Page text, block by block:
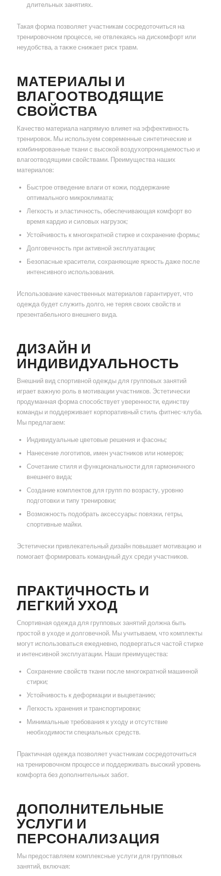
длительных занятиях.
Такая форма позволяет участникам сосредоточиться на
тренировочном процессе, не отвлекаясь на дискомфорт или
неудобства, а также снижает риск травм.
МАТЕРИАЛЫ И
ВЛАГООТВОДЯЩИЕ
СВОЙСТВА
Качество материала напрямую влияет на эффективность
тренировок. Мы используем современные синтетические и
комбинированные ткани с высокой воздухопроницаемостью и
влагоотводящими свойствами. Преимущества наших
материалов:
Быстрое отведение влаги от кожи, поддержание
оптимального микроклимата;
Легкость и эластичность, обеспечивающая комфорт во
время кардио и силовых нагрузок;
Устойчивость к многократной стирке и сохранение формы;
Долговечность при активной эксплуатации;
Безопасные красители, сохраняющие яркость даже после
интенсивного использования.
Использование качественных материалов гарантирует, что
одежда будет служить долго, не теряя своих свойств и
презентабельного внешнего вида.
ДИЗАЙН И
ИНДИВИДУАЛЬНОСТЬ
Внешний вид спортивной одежды для групповых занятий
играет важную роль в мотивации участников. Эстетически
продуманная форма способствует уверенности, единству
команды и поддерживает корпоративный стиль фитнес-клуба.
Мы предлагаем:
Индивидуальные цветовые решения и фасоны;
Нанесение логотипов, имен участников или номеров;
Сочетание стиля и функциональности для гармоничного
внешнего вида;
Создание комплектов для групп по возрасту, уровню
подготовки и типу тренировки;
Возможность подобрать аксессуары: повязки, гетры,
спортивные майки.
Эстетически привлекательный дизайн повышает мотивацию и
помогает формировать командный дух среди участников.
ПРАКТИЧНОСТЬ И
ЛЕГКИЙ УХОД
Спортивная одежда для групповых занятий должна быть
простой в уходе и долговечной. Мы учитываем, что комплекты
могут использоваться ежедневно, подвергаться частой стирке
и интенсивной эксплуатации. Наши преимущества:
Сохранение свойств ткани после многократной машинной
стирки;
Устойчивость к деформации и выцветанию;
Легкость хранения и транспортировки;
Минимальные требования к уходу и отсутствие
необходимости специальных средств.
Практичная одежда позволяет участникам сосредоточиться
на тренировочном процессе и поддерживать высокий уровень
комфорта без дополнительных забот.
ДОПОЛНИТЕЛЬНЫЕ
УСЛУГИ И
ПЕРСОНАЛИЗАЦИЯ
Мы предоставляем комплексные услуги для групповых
занятий, включая: